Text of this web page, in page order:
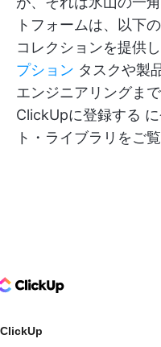
トフォームは、以下
コレクションを提供
プション タスクや製
エンジニアリングま
ClickUpに登録する
ト・ライブラリをご
Logo
ClickUp